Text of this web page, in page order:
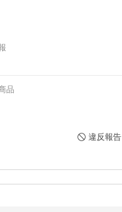
品
違反報告